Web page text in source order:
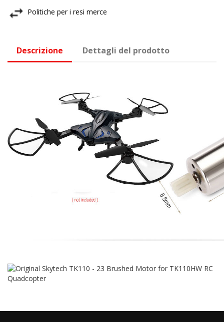
Politiche per i resi merce
Descrizione Dettagli del prodotto